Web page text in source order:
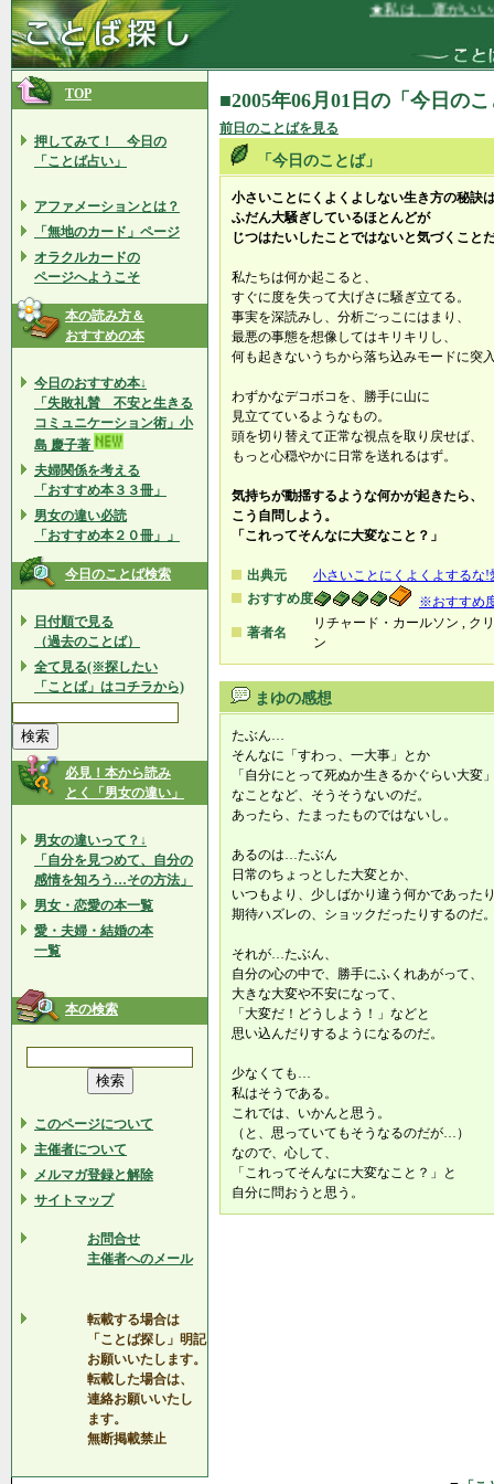
★私は、運がいい★
TOP
押してみて！ 今日の
「ことば占い」
アファメーションとは？
「無地のカード」ページ
オラクルカードの
ページへようこそ
本の読み方＆
おすすめの本
今日のおすすめ本↓
「失敗礼賛 不安と生きる
コミュニケーション術」小
島 慶子著
夫婦関係を考える
「おすすめ本３３冊」
男女の違い必読
「おすすめ本２０冊」」
今日のことば検索
日付順で見る
（過去のことば）
全て見る(※探したい
「ことば」はコチラから)
必見！本から読み
とく「男女の違い」
男女の違いって？↓
「自分を見つめて、自分の
感情を知ろう…その方法」
男女・恋愛の本一覧
愛・夫婦・結婚の本
一覧
本の検索
このページについて
主催者について
メルマガ登録と解除
サイトマップ
お問合せ
主催者へのメール
転載する場合は
「ことば探し」明記
お願いいたします。
転載した場合は、
連絡お願いいたし
ます。
無断掲載禁止
■2005年06月01日の「今日の
前日のことばを見る
「今日のことば」
小さいことにくよくよしない生き方の秘訣
ふだん大騒ぎしているほとんどが
じつはたいしたことではないと気づくこと
私たちは何か起こると、
すぐに度を失って大げさに騒ぎ立てる。
事実を深読みし、分析ごっこにはまり、
最悪の事態を想像してはキリキリし、
何も起きないうちから落ち込みモードに突
わずかなデコボコを、勝手に山に
見立てているようなもの。
頭を切り替えて正常な視点を取り戻せば、
もっと心穏やかに日常を送れるはず。
気持ちが動揺するような何かが起きたら、
こう自問しよう。
「これってそんなに大変なこと？」
出典元
小さいことにくよくよするな!
おすすめ度
※おすすめ
著者名
リチャード・カールソン , ク
ン
まゆの感想
たぶん…
そんなに「すわっ、一大事」とか
「自分にとって死ぬか生きるかぐらい大変
なことなど、そうそうないのだ。
あったら、たまったものではないし。
あるのは…たぶん
日常のちょっとした大変とか、
いつもより、少しばかり違う何かであった
期待ハズレの、ショックだったりするのだ
それが…たぶん、
自分の心の中で、勝手にふくれあがって、
大きな大変や不安になって、
「大変だ！どうしよう！」などと
思い込んだりするようになるのだ。
少なくても…
私はそうである。
これでは、いかんと思う。
（と、思っていてもそうなるのだが…）
なので、心して、
「これってそんなに大変なこと？」と
自分に問おうと思う。